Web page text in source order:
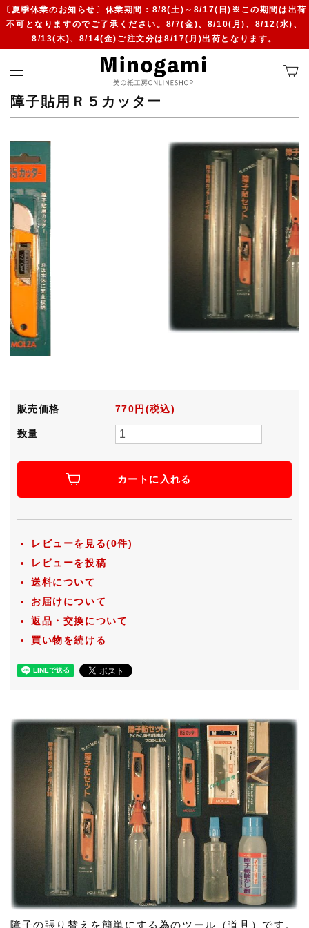
〔夏季休業のお知らせ〕休業期間：8/8(土)～8/17(日)※この期間は出荷
不可となりますのでご了承ください。8/7(金)、8/10(月)、8/12(水)、
8/13(木)、8/14(金)ご注文分は8/17(月)出荷となります。
障子貼用Ｒ５カッター
販売価格 770円(税込)
数量
カートに入れる
レビューを見る(0件)
レビューを投稿
送料について
お届けについて
返品・交換について
買い物を続ける
障子の張り替えを簡単にする為のツール（道具）です。